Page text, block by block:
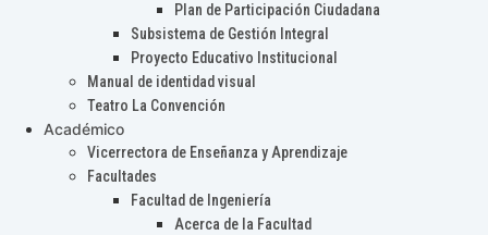
Plan de Participación Ciudadana
Subsistema de Gestión Integral
Proyecto Educativo Institucional
Manual de identidad visual
Teatro La Convención
Académico
Vicerrectora de Enseñanza y Aprendizaje
Facultades
Facultad de Ingeniería
Acerca de la Facultad